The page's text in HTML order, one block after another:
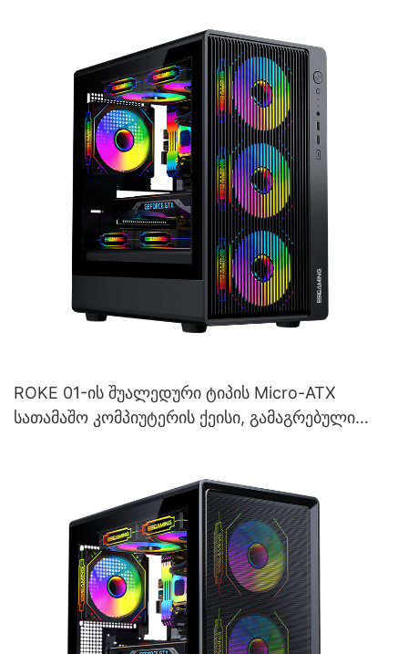
ROKE 01-ის შუალედური ტიპის Micro-ATX
სათამაშო კომპიუტერის ქეისი, გამაგრებული